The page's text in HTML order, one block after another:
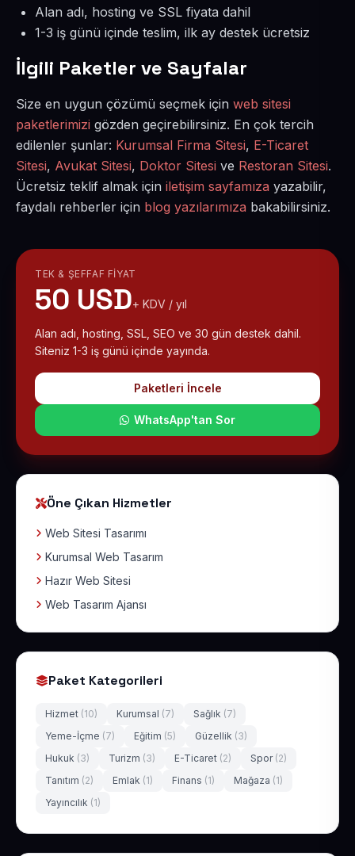
Alan adı, hosting ve SSL fiyata dahil
1-3 iş günü içinde teslim, ilk ay destek ücretsiz
İlgili Paketler ve Sayfalar
Size en uygun çözümü seçmek için web sitesi
paketlerimizi gözden geçirebilirsiniz. En çok tercih
edilenler şunlar: Kurumsal Firma Sitesi, E-Ticaret
Sitesi, Avukat Sitesi, Doktor Sitesi ve Restoran Sitesi.
Ücretsiz teklif almak için iletişim sayfamıza yazabilir,
faydalı rehberler için blog yazılarımıza bakabilirsiniz.
TEK & ŞEFFAF FIYAT
50 USD+ KDV / yıl
Alan adı, hosting, SSL, SEO ve 30 gün destek dahil.
Siteniz 1-3 iş günü içinde yayında.
Paketleri İncele
WhatsApp'tan Sor
Öne Çıkan Hizmetler
Web Sitesi Tasarımı
Kurumsal Web Tasarım
Hazır Web Sitesi
Web Tasarım Ajansı
Paket Kategorileri
Hizmet (10) Kurumsal (7) Sağlık (7)
Yeme-İçme (7) Eğitim (5) Güzellik (3)
Hukuk (3) Turizm (3) E-Ticaret (2) Spor (2)
Tanıtım (2) Emlak (1) Finans (1) Mağaza (1)
Yayıncılık (1)